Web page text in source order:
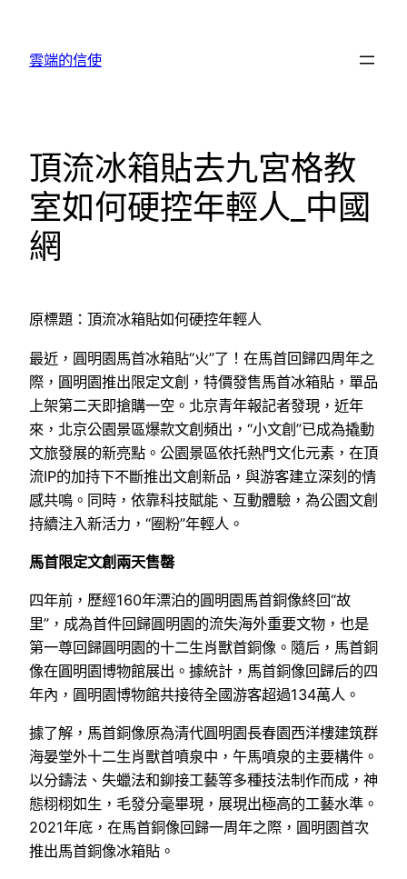
雲端的信使
頂流冰箱貼去九宮格教
室如何硬控年輕人_中國
網
原標題：頂流冰箱貼如何硬控年輕人
最近，圓明園馬首冰箱貼“火”了！在馬首回歸四周年之
際，圓明園推出限定文創，特價發售馬首冰箱貼，單品
上架第二天即搶購一空。北京青年報記者發現，近年
來，北京公園景區爆款文創頻出，“小文創”已成為撬動
文旅發展的新亮點。公園景區依托熱門文化元素，在頂
流IP的加持下不斷推出文創新品，與游客建立深刻的情
感共鳴。同時，依靠科技賦能、互動體驗，為公園文創
持續注入新活力，“圈粉”年輕人。
馬首限定文創兩天售罄
四年前，歷經160年漂泊的圓明園馬首銅像終回“故
里”，成為首件回歸圓明園的流失海外重要文物，也是
第一尊回歸圓明園的十二生肖獸首銅像。隨后，馬首銅
像在圓明園博物館展出。據統計，馬首銅像回歸后的四
年內，圓明園博物館共接待全國游客超過134萬人。
據了解，馬首銅像原為清代圓明園長春園西洋樓建筑群
海晏堂外十二生肖獸首噴泉中，午馬噴泉的主要構件。
以分鑄法、失蠟法和鉚接工藝等多種技法制作而成，神
態栩栩如生，毛發分毫畢現，展現出極高的工藝水準。
2021年底，在馬首銅像回歸一周年之際，圓明園首次
推出馬首銅像冰箱貼。